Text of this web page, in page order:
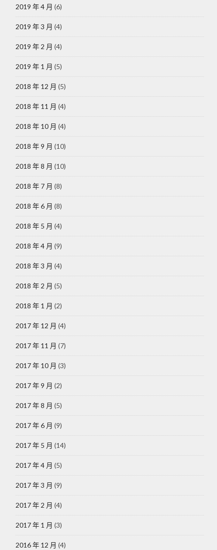
2019 年 4 月 (6)
2019 年 3 月 (4)
2019 年 2 月 (4)
2019 年 1 月 (5)
2018 年 12 月 (5)
2018 年 11 月 (4)
2018 年 10 月 (4)
2018 年 9 月 (10)
2018 年 8 月 (10)
2018 年 7 月 (8)
2018 年 6 月 (8)
2018 年 5 月 (4)
2018 年 4 月 (9)
2018 年 3 月 (4)
2018 年 2 月 (5)
2018 年 1 月 (2)
2017 年 12 月 (4)
2017 年 11 月 (7)
2017 年 10 月 (3)
2017 年 9 月 (2)
2017 年 8 月 (5)
2017 年 6 月 (9)
2017 年 5 月 (14)
2017 年 4 月 (5)
2017 年 3 月 (9)
2017 年 2 月 (4)
2017 年 1 月 (3)
2016 年 12 月 (4)